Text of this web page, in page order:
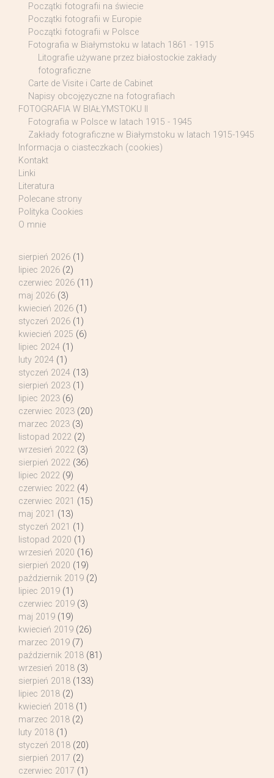
Początki fotografii na świecie
Początki fotografii w Europie
Początki fotografii w Polsce
Fotografia w Białymstoku w latach 1861 - 1915
Litografie używane przez białostockie zakłady
fotograficzne
Carte de Visite i Carte de Cabinet
Napisy obcojęzyczne na fotografiach
FOTOGRAFIA W BIAŁYMSTOKU II
Fotografia w Polsce w latach 1915 - 1945
Zakłady fotograficzne w Białymstoku w latach 1915-1945
Informacja o ciasteczkach (cookies)
Kontakt
Linki
Literatura
Polecane strony
Polityka Cookies
O mnie
sierpień 2026 (1)
lipiec 2026 (2)
czerwiec 2026 (11)
maj 2026 (3)
kwiecień 2026 (1)
styczeń 2026 (1)
kwiecień 2025 (6)
lipiec 2024 (1)
luty 2024 (1)
styczeń 2024 (13)
sierpień 2023 (1)
lipiec 2023 (6)
czerwiec 2023 (20)
marzec 2023 (3)
listopad 2022 (2)
wrzesień 2022 (3)
sierpień 2022 (36)
lipiec 2022 (9)
czerwiec 2022 (4)
czerwiec 2021 (15)
maj 2021 (13)
styczeń 2021 (1)
listopad 2020 (1)
wrzesień 2020 (16)
sierpień 2020 (19)
październik 2019 (2)
lipiec 2019 (1)
czerwiec 2019 (3)
maj 2019 (19)
kwiecień 2019 (26)
marzec 2019 (7)
październik 2018 (81)
wrzesień 2018 (3)
sierpień 2018 (133)
lipiec 2018 (2)
kwiecień 2018 (1)
marzec 2018 (2)
luty 2018 (1)
styczeń 2018 (20)
sierpień 2017 (2)
czerwiec 2017 (1)